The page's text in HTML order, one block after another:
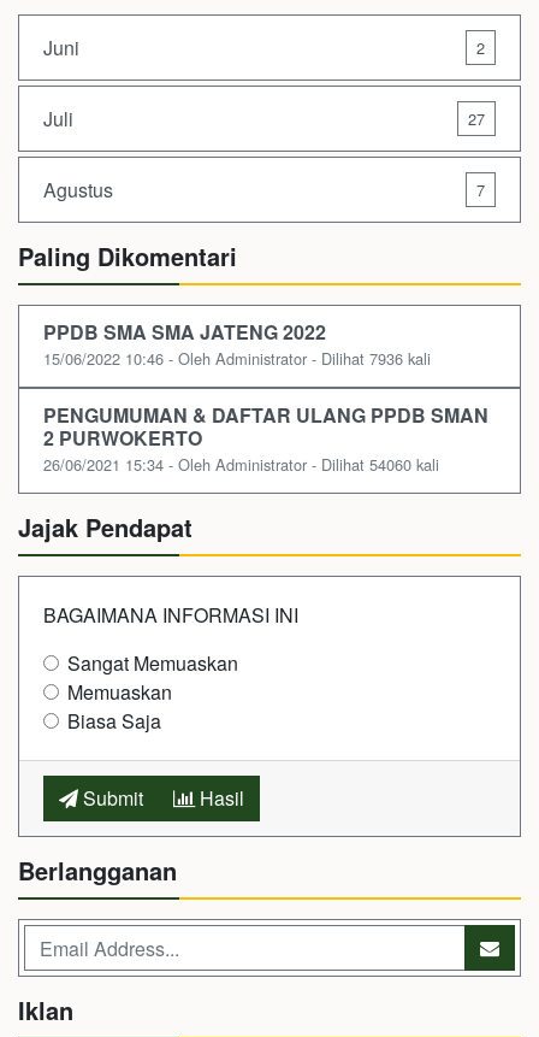
Juni 2
Juli 27
Agustus 7
Paling Dikomentari
PPDB SMA SMA JATENG 2022
15/06/2022 10:46 - Oleh Administrator - Dilihat 7936 kali
PENGUMUMAN & DAFTAR ULANG PPDB SMAN
2 PURWOKERTO
26/06/2021 15:34 - Oleh Administrator - Dilihat 54060 kali
Jajak Pendapat
BAGAIMANA INFORMASI INI
Sangat Memuaskan
Memuaskan
Biasa Saja
Submit Hasil
Berlangganan
Iklan